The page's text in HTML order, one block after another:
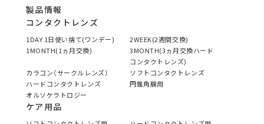
製品情報
コンタクトレンズ
1DAY 1日使い捨て(ワンデー)
2WEEK(2週間交換)
1MONTH(1ヵ月交換)
3MONTH(3ヵ月交換ハード
コンタクトレンズ)
カラコン（サークルレンズ）
ソフトコンタクトレンズ
ハードコンタクトレンズ
円錐角膜用
オルソケラトロジー
ケア用品